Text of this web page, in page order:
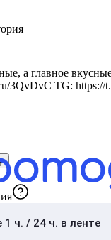
а главное
3QvDvC TG: https://
ч. / 24 ч. в ленте